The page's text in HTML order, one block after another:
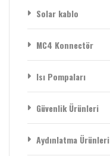
Solar kablo
MC4 Konnectör
Isı Pompaları
Güvenlik Ürünleri
Aydınlatma Ürünleri